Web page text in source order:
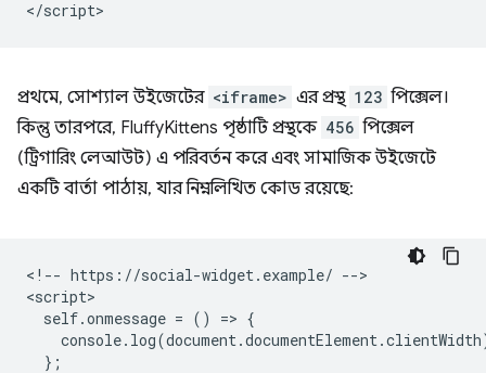
প্রথমে, সোশ্যাল উইজেটের <iframe> এর প্রস্থ 123 পিক্সেল।
কিন্তু তারপরে, FluffyKittens পৃষ্ঠাটি প্রস্থকে 456 পিক্সেল
(ট্রিগারিং লেআউট) এ পরিবর্তন করে এবং সামাজিক উইজেটে
একটি বার্তা পাঠায়, যার নিম্নলিখিত কোড রয়েছে:
<!-- https://social-widget.example/ -->
<script>
  self.onmessage = () => {
  };